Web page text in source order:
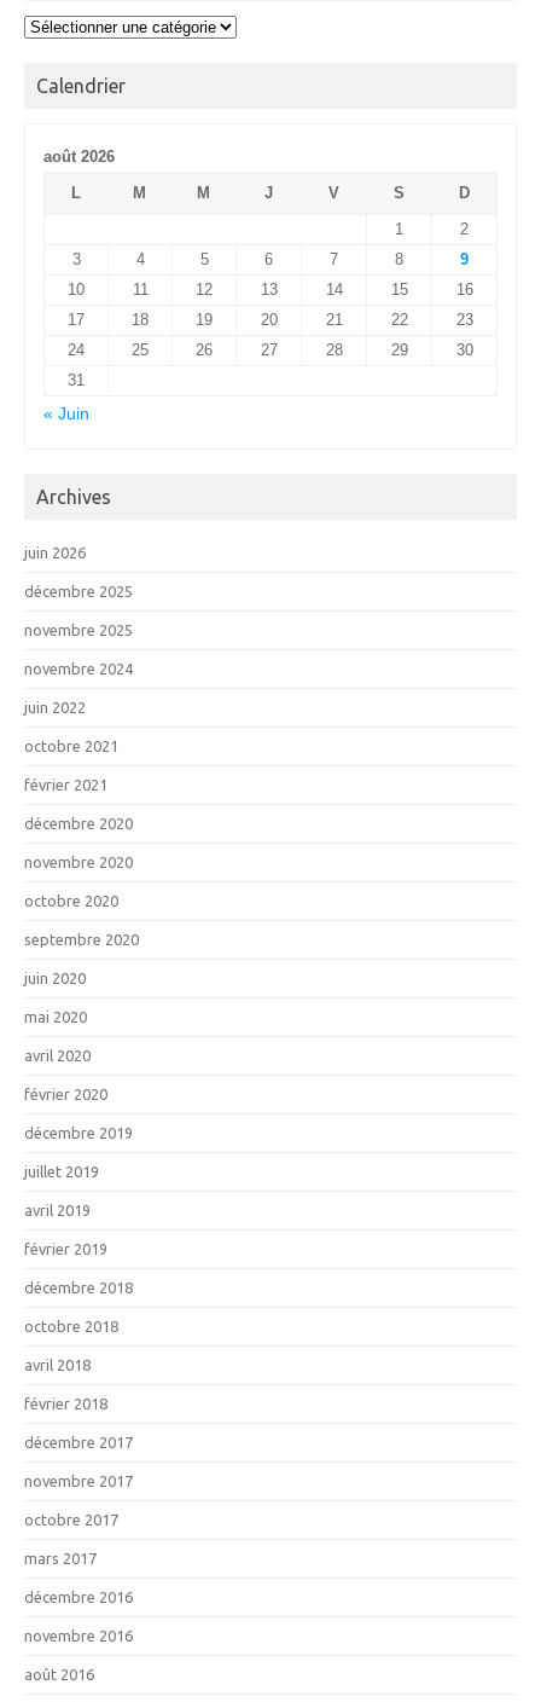
Alas
Calendrier
août 2026
L
M M J V S
D
1
2
3
4 5 6 7 8
9
10
11 12 13 14 15
16
17
18 19 20 21 22
23
24
25 26 27 28 29
30
31
« Juin
Archives
juin 2026
décembre 2025
novembre 2025
novembre 2024
juin 2022
octobre 2021
février 2021
décembre 2020
novembre 2020
octobre 2020
septembre 2020
juin 2020
mai 2020
avril 2020
février 2020
décembre 2019
juillet 2019
avril 2019
février 2019
décembre 2018
octobre 2018
avril 2018
février 2018
décembre 2017
novembre 2017
octobre 2017
mars 2017
décembre 2016
novembre 2016
août 2016